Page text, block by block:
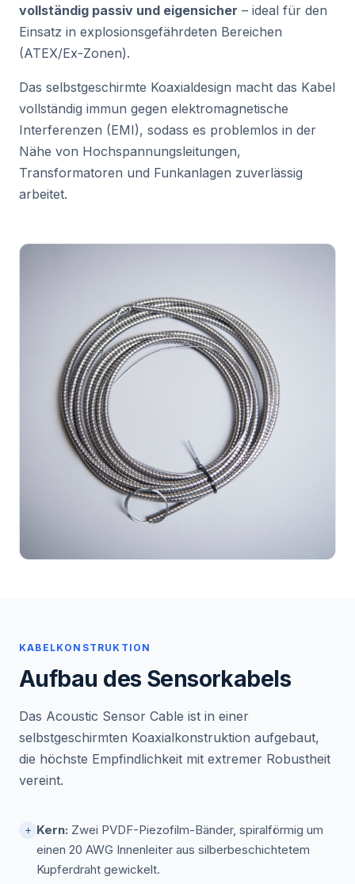
vollständig passiv und eigensicher – ideal für den
Einsatz in explosionsgefährdeten Bereichen
(ATEX/Ex-Zonen).
Das selbstgeschirmte Koaxialdesign macht das Kabel
vollständig immun gegen elektromagnetische
Interferenzen (EMI), sodass es problemlos in der
Nähe von Hochspannungsleitungen,
Transformatoren und Funkanlagen zuverlässig
arbeitet.
KABELKONSTRUKTION
Aufbau des Sensorkabels
Das Acoustic Sensor Cable ist in einer
selbstgeschirmten Koaxialkonstruktion aufgebaut,
die höchste Empfindlichkeit mit extremer Robustheit
vereint.
+ Kern: Zwei PVDF-Piezofilm-Bänder, spiralförmig um
einen 20 AWG Innenleiter aus silberbeschichtetem
Kupferdraht gewickelt.